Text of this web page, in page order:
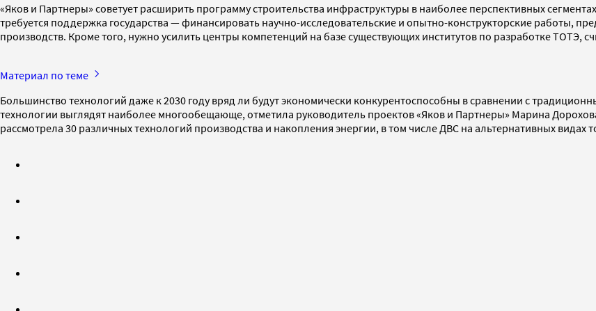
«Яков и Партнеры» советует расширить программу строительства инфраструктуры в наиболее перспективных
требуется поддержка государства — финансировать научно-исследовательские и опытно-конструкторские работы,
производств. Кроме того, нужно усилить центры компетенций на базе существующих институтов по разработке ТОТЭ,
Материал по теме
Большинство технологий даже к 2030 году вряд ли будут экономически конкурентоспособны в сравнении с
технологии выглядят наиболее многообещающе, отметила руководитель проектов «Яков и Партнеры» Марина
рассмотрела 30 различных технологий производства и накопления энергии, в том числе ДВС на альтернативных видах